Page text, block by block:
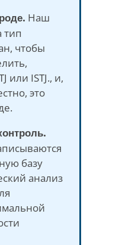
Наш
тип
чтобы
или ISTJ., и,
это
базу
анализ